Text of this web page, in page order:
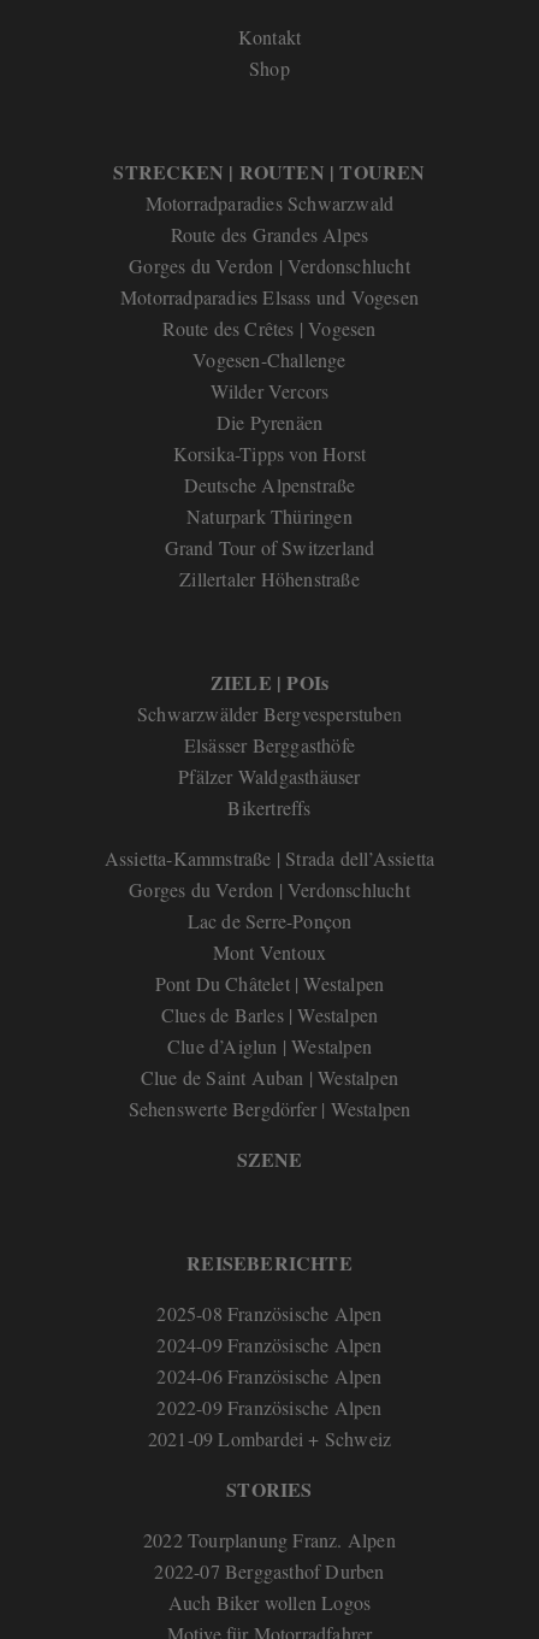
Kontakt
Shop
STRECKEN | ROUTEN | TOUREN
Motorradparadies Schwarzwald
Route des Grandes Alpes
Gorges du Verdon | Verdonschlucht
Motorradparadies Elsass und Vogesen
Route des Crêtes | Vogesen
Vogesen-Challenge
Wilder Vercors
Die Pyrenäen
Korsika-Tipps von Horst
Deutsche Alpenstraße
Naturpark Thüringen
Grand Tour of Switzerland
Zillertaler Höhenstraße
ZIELE | POIs
Schwarzwälder Bergvesperstuben
Elsässer Berggasthöfe
Pfälzer Waldgasthäuser
Bikertreffs
Assietta-Kammstraße | Strada dell’Assietta
Gorges du Verdon | Verdonschlucht
Lac de Serre-Ponçon
Mont Ventoux
Pont Du Châtelet | Westalpen
Clues de Barles | Westalpen
Clue d’Aiglun | Westalpen
Clue de Saint Auban | Westalpen
Sehenswerte Bergdörfer | Westalpen
SZENE
REISEBERICHTE
2025-08 Französische Alpen
2024-09 Französische Alpen
2024-06 Französische Alpen
2022-09 Französische Alpen
2021-09 Lombardei + Schweiz
STORIES
2022 Tourplanung Franz. Alpen
2022-07 Berggasthof Durben
Auch Biker wollen Logos
Motive für Motorradfahrer